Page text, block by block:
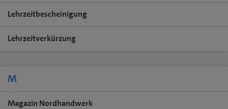
Lehrzeitbescheinigung
Lehrzeitverkürzung
M
Magazin Nordhandwerk